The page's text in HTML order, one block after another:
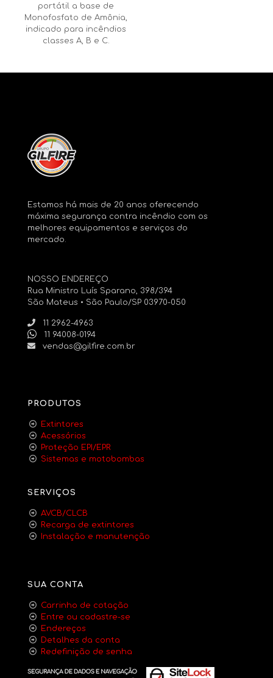
portátil a base de
Monofosfato de Amônia,
indicado para incêndios
classes A, B e C.
Estamos há mais de 20 anos oferecendo
máxima segurança contra incêndio com os
melhores equipamentos e serviços do
mercado.
NOSSO ENDEREÇO
Rua Ministro Luís Sparano, 398/394
São Mateus • São Paulo/SP 03970-050
11 2962-4963
11 94008-0194
vendas@gilfire.com.br
PRODUTOS
Extintores
Acessórios
Proteção EPI/EPR
Sistemas e motobombas
SERVIÇOS
AVCB/CLCB
Recarga de extintores
Instalação e manutenção
SUA CONTA
Carrinho de cotação
Entre ou cadastre-se
Endereços
Detalhes da conta
Redefinição de senha